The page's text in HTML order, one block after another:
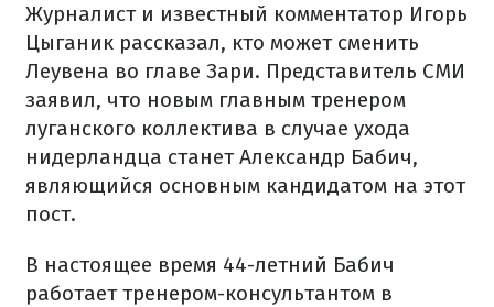
Журналист и известный комментатор Игорь
Цыганик рассказал, кто может сменить
Леувена во главе Зари. Представитель СМИ
заявил, что новым главным тренером
луганского коллектива в случае ухода
нидерландца станет Александр Бабич,
являющийся основным кандидатом на этот
пост.
В настоящее время 44-летний Бабич
работает тренером-консультантом в